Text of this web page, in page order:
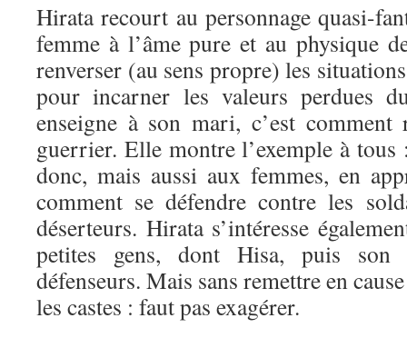
Hirata recourt au personnage quasi-
femme à l’âme pure et au physique
renverser (au sens propre) les
pour incarner les valeurs perdues
enseigne à son mari, c’est
guerrier. Elle montre l’exemple à
donc, mais aussi aux femmes, en
comment se défendre contre les
déserteurs. Hirata s’intéresse
petites gens, dont Hisa, puis son
défenseurs. Mais sans remettre en
les castes : faut pas exagérer.